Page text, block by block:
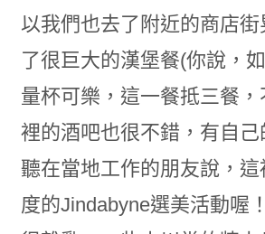
以我們也去了附近的商店
了很巨大的漢堡餐(你說，
量杯可樂，這一餐抵三餐
裡的酒吧也很不錯，有自己
聽在當地工作的朋友說，
度的Jindabyne選美活動喔